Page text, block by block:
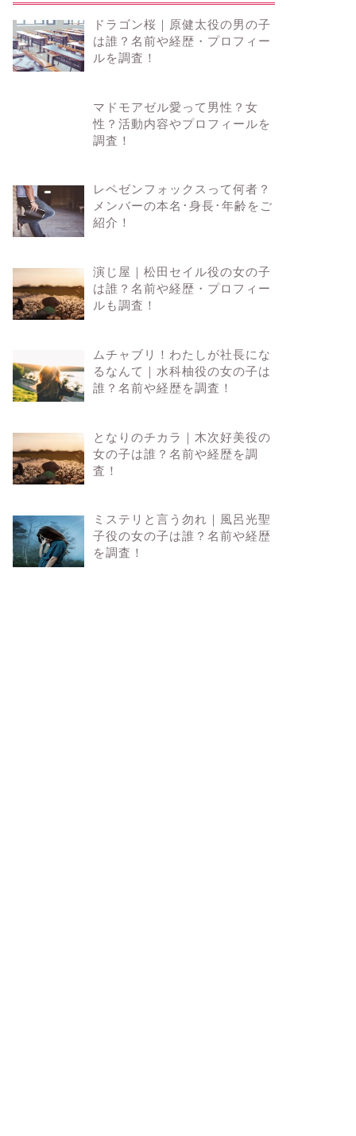
ドラゴン桜｜原健太役の男の子
は誰？名前や経歴・プロフィー
ルを調査！
マドモアゼル愛って男性？女
性？活動内容やプロフィールを
調査！
レペゼンフォックスって何者？
メンバーの本名･身長･年齢をご
紹介！
演じ屋｜松田セイル役の女の子
は誰？名前や経歴・プロフィー
ルも調査！
ムチャブリ！わたしが社長にな
るなんて｜水科柚役の女の子は
誰？名前や経歴を調査！
となりのチカラ｜木次好美役の
女の子は誰？名前や経歴を調
査！
ミステリと言う勿れ｜風呂光聖
子役の女の子は誰？名前や経歴
を調査！